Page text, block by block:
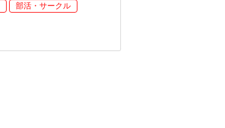
部活・サークル